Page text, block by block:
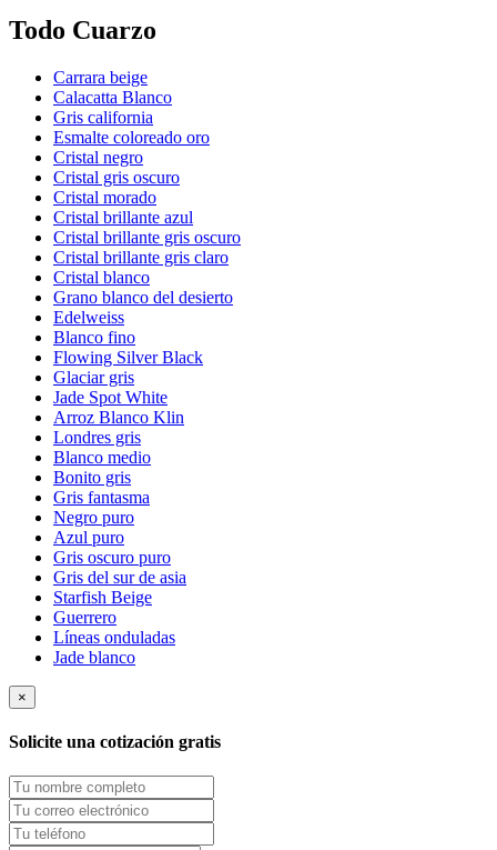
Todo Cuarzo
Carrara beige
Calacatta Blanco
Gris california
Esmalte coloreado oro
Cristal negro
Cristal gris oscuro
Cristal morado
Cristal brillante azul
Cristal brillante gris oscuro
Cristal brillante gris claro
Cristal blanco
Grano blanco del desierto
Edelweiss
Blanco fino
Flowing Silver Black
Glaciar gris
Jade Spot White
Arroz Blanco Klin
Londres gris
Blanco medio
Bonito gris
Gris fantasma
Negro puro
Azul puro
Gris oscuro puro
Gris del sur de asia
Starfish Beige
Guerrero
Líneas onduladas
Jade blanco
×
Solicite una cotización gratis